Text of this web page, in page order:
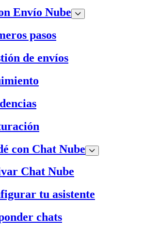
Envío Nube
pasos
de envíos
con Chat Nube
Chat Nube
tu asistente
chats